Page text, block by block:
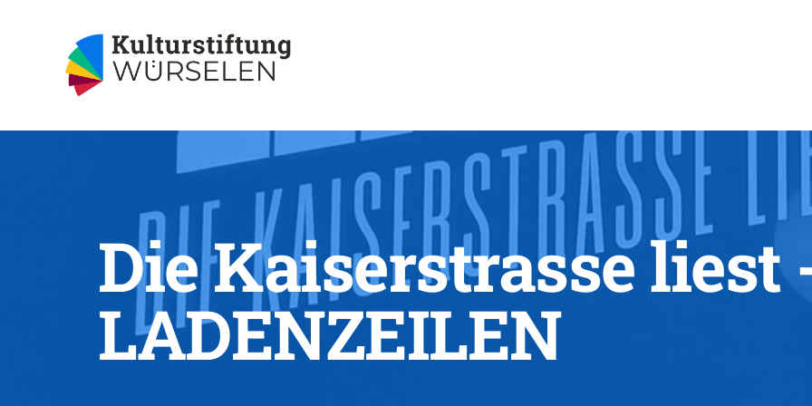
Die Kaiserstrasse liest
LADENZEILEN